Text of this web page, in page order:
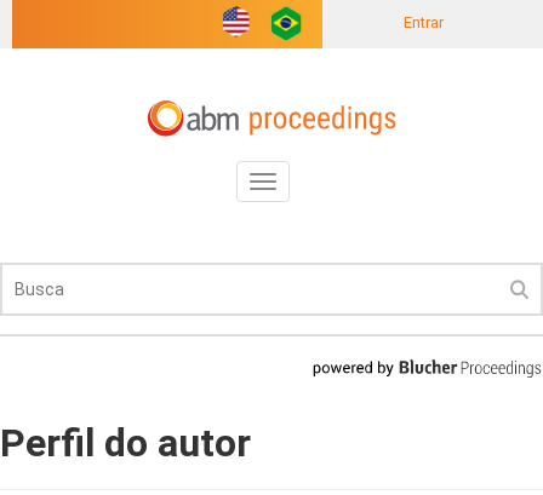
Entrar
Toggle
navigation
Perfil do autor